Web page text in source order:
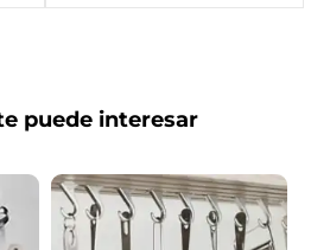
puede interesar